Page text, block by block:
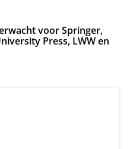
voor Springer,
Press, LWW en